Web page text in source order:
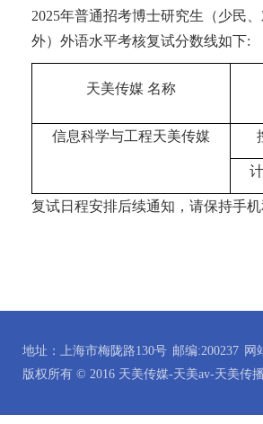
2025年普通招考博士研究生（少民
外）外语水平考核复试分数线如下:
天美传媒 名称
信息科学与工程天美传媒
复试日程安排后续通知，请保持手机
地址：上海市梅陇路130号 邮编:200237 网
版权所有 © 2016 天美传媒-天美av-天美传